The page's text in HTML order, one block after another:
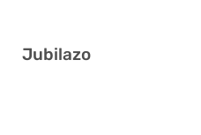
Jubilazo